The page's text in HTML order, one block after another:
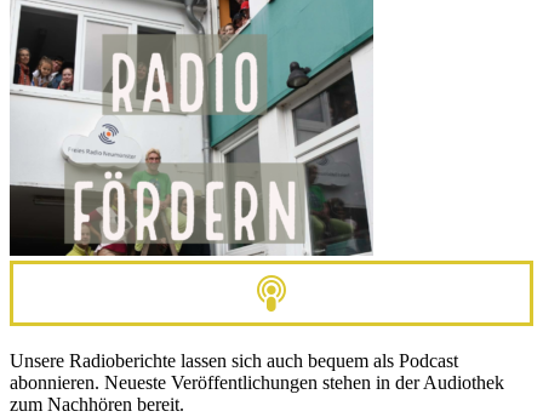
Unsere Radioberichte lassen sich auch bequem als Podcast
abonnieren. Neueste Veröffentlichungen stehen in der Audiothek
zum Nachhören bereit.